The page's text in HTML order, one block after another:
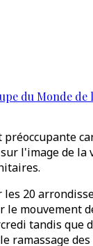
du Monde de
l'image de
les 20
le mouvement
tandis que
ramassage